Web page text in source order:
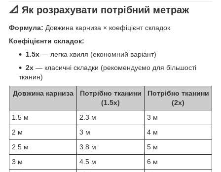
📐 Як розрахувати потрібний метраж
Формула: Довжина карниза × коефіцієнт складок
Коефіцієнти складок:
1.5x — легка хвиля (економний варіант)
2x — класичні складки (рекомендуємо для більшості
тканин)
Довжина карниза
Потрібно тканини
(1.5x)
Потрібно тканини
(2x)
1.5 м
2.3 м
3 м
2 м
3 м
4 м
2.5 м
3.8 м
5 м
3 м
4.5 м
6 м